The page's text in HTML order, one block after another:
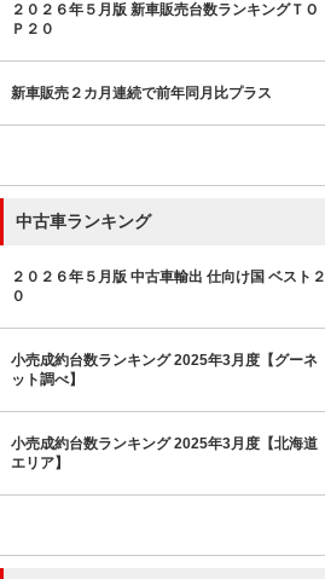
２０２６年５月版 新車販売台数ランキングＴＯ
Ｐ２０
新車販売２カ月連続で前年同月比プラス
中古車ランキング
２０２６年５月版 中古車輸出 仕向け国 ベスト２
０
小売成約台数ランキング 2025年3月度【グーネ
ット調べ】
小売成約台数ランキング 2025年3月度【北海道
エリア】